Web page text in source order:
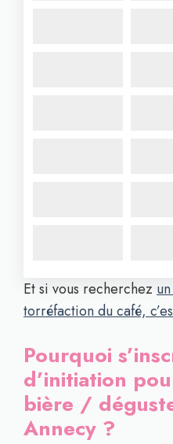
Et si vous recherchez
torréfaction du café,
Pourquoi
d’initiation
bière /
Annecy ?